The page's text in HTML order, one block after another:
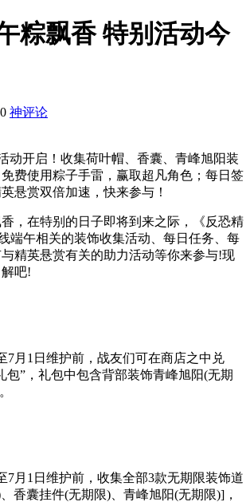
粽飘香 特别活动今
神评论
动开启！收集荷叶帽、香囊、青峰旭阳装
费使用粽子手雷，赢取超凡角色；每日签
悬赏双倍加速，快来参与！
，在特别的日子即将到来之际，《反恐精
端午相关的装饰收集活动、每日任务、每
精英悬赏有关的助力活动等你来参与!现
吧!
7月1日维护前，战友们可在商店之中兑
包”，礼包中包含背部装饰青峰旭阳(无期
7月1日维护前，收集全部3款无期限装饰道
香囊挂件(无期限)、青峰旭阳(无期限)]，